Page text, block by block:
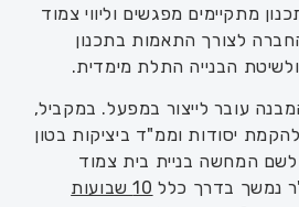
מתקיימים מפגשים וליווי צמוד
לצורך התאמות בתכנון
הבנייה התלת מימדית.
עובר לייצור במפעל. במקביל,
יסודות וממ"ד ביציקות בטון
המחשה בניית בית צמוד
10 שבועות